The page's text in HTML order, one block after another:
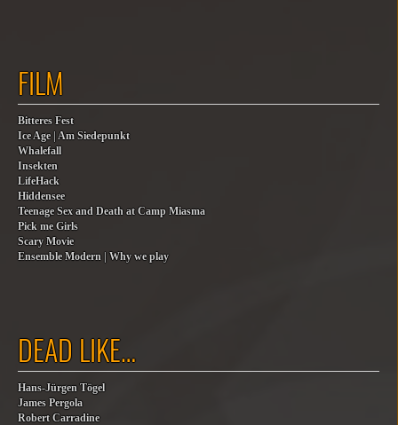
FILM
Bitteres Fest
Ice Age | Am Siedepunkt
Whalefall
Insekten
LifeHack
Hiddensee
Teenage Sex and Death at Camp Miasma
Pick me Girls
Scary Movie
Ensemble Modern | Why we play
DEAD LIKE…
Hans-Jürgen Tögel
James Pergola
Robert Carradine